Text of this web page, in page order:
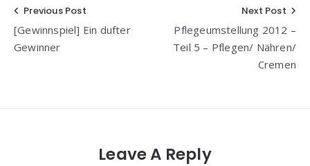
Beitragsnavigation
Previous Post
[Gewinnspiel] Ein dufter
Gewinner
Next Post
Pflegeumstellung 2012 –
Teil 5 – Pflegen/ Nähren/
Cremen
Leave A Reply